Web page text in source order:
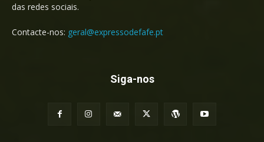
das redes sociais.
Contacte-nos: geral@expressodefafe.pt
Siga-nos